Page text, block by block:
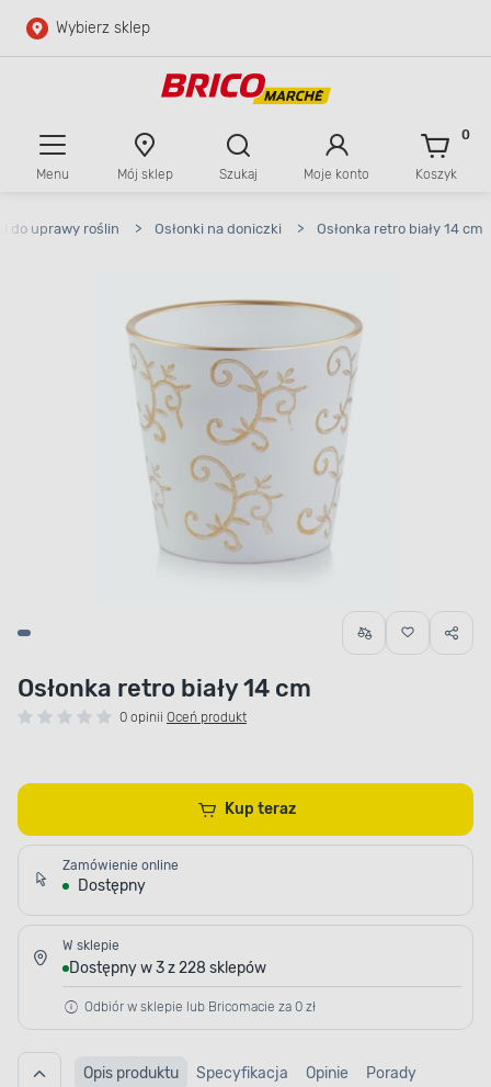
Przejdź do głównej zawartości
Wybierz sklep
Menu Mój sklep Szukaj Moje konto Koszyk
0
do uprawy roślin > Osłonki na doniczki > Osłonka retro biały 14 cm
Osłonka retro biały 14 cm
0 opinii Oceń produkt
Kup teraz
Zamówienie online
Dostępny
W sklepie
Dostępny w 3 z 228 sklepów
Odbiór w sklepie lub Bricomacie za 0 zł
Opis produktu Specyfikacja Opinie Porady